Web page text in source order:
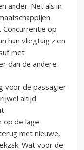
ander. Net als in
Concurrentie op
hun vliegtuig zien
met
dan de andere.
voor de passagier
altijd
op de lage
met nieuwe,
Wat voor de